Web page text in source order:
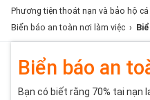
Phương tiện thoát nạn và bảo hộ cá
Biển báo an toàn nơi làm việc ›
Biển báo an
Bạn có biết rằng 70% tai nạn